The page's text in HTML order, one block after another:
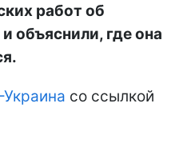
работ об
объяснили, где она
со ссылкой